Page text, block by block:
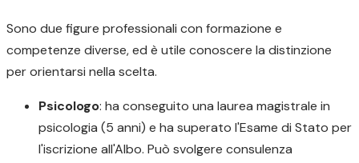
Sono due figure professionali con formazione e
competenze diverse, ed è utile conoscere la distinzione
per orientarsi nella scelta.
Psicologo: ha conseguito una laurea magistrale in
psicologia (5 anni) e ha superato l'Esame di Stato per
l'iscrizione all'Albo. Può svolgere consulenza